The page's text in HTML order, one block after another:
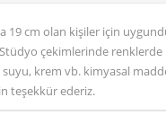
19 cm olan kişiler için
çekimlerinde renklerde
krem vb. kimyasal
teşekkür ederiz.